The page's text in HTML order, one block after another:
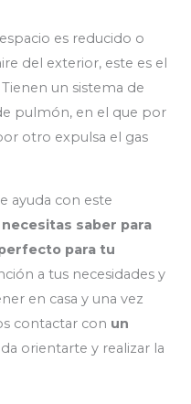
es reducido o
del exterior, este es el
un sistema de
pulmón, en el que por
otro expulsa el gas
ayuda con este
saber para
para tu
a tus necesidades y
en casa y una vez
contactar con un
orientarte y realizar la